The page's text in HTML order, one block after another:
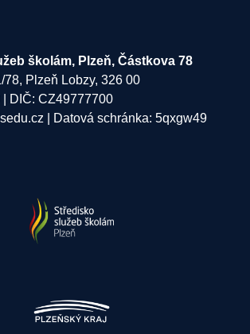
školám, Plzeň, Částkova 78
78, Plzeň Lobzy, 326 00
| DIČ: CZ49777700
| Datová schránka: 5qxgw49